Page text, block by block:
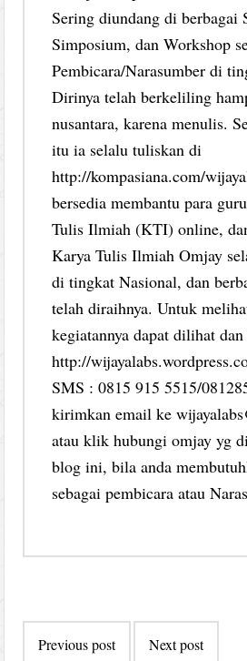
Sering diundang di berbagai
Simposium, dan Workshop
Pembicara/Narasumber di
Dirinya telah berkeliling
nusantara, karena menulis.
itu ia selalu tuliskan di
http://kompasiana.com/
bersedia membantu para
Tulis Ilmiah (KTI) online,
Karya Tulis Ilmiah Omjay
di tingkat Nasional, dan
telah diraihnya. Untuk
kegiatannya dapat dilihat
http://
SMS : 0815 915 5515/
kirimkan email ke
atau klik hubungi omjay yg
blog ini, bila anda
sebagai pembicara atau
navigation
Previous post Next post